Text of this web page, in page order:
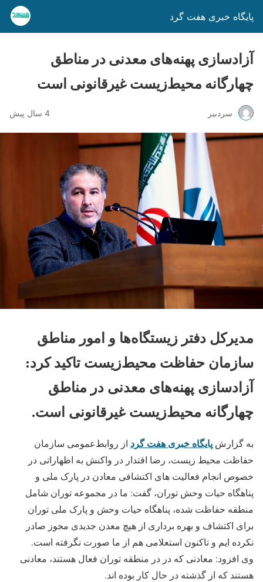
پایگاه خبری هفت گرد
آزادسازی پهنه‌های معدنی در مناطق
چهارگانه محیط‌زیست غیرقانونی است
سردبیر 4 سال پیش
مدیرکل دفتر زیستگاه‌ها و امور مناطق
سازمان حفاظت محیط‌زیست تاکید کرد:
آزادسازی پهنه‌های معدنی در مناطق
چهارگانه محیط‌زیست غیرقانونی است.
به گزارش پایگاه خبری هفت گرد از روابط‌عمومی سازمان
حفاظت محیط زیست، رضا اقتدار در واکنش به اظهاراتی در
خصوص انجام فعالیت های اکتشافی معادن در پارک ملی و
پناهگاه حیات‌ وحش توران، گفت: ما در مجموعه توران شامل
منطقه حفاظت شده، پناهگاه حیات وحش و پارک ملی توران
برای اکتشاف و بهره برداری از هیچ معدن جدیدی مجوز صادر
نکرده ایم و تاکنون استعلامی هم از ما صورت نگرفته است.
وی افزود: معادنی که در در منطقه توران فعال هستند، معادنی
هستند که از گذشته در حال کار بوده اند.